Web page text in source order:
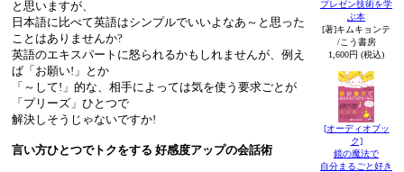
と思いますが、
日本語に比べて英語はシンプルでいいよなあ～と思った
ことはありませんか?
英語のエキスパートに怒られるかもしれませんが、例え
ば「お願い!」とか
「～して!」的な、相手によっては気を使う要求ごとが
「プリーズ」ひとつで
解決しそうじゃないですか!
言い方ひとつでトクをする 好感度アップの会話術
プレゼン技術を学
ぶ本
[著]キムキョンテ
/こう書房
1,600円 (税込)
[オーディオブッ
ク]
鏡の魔法で
自分まるごと好き